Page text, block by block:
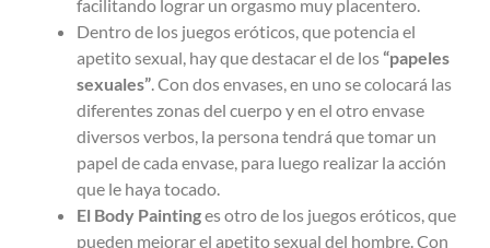
facilitando lograr un orgasmo muy placentero.
Dentro de los juegos eróticos, que potencia el
apetito sexual, hay que destacar el de los“papeles
sexuales” . Con dos envases, en uno se colocará las
diferentes zonas del cuerpo y en el otro envase
diversos verbos, la persona tendrá que tomar un
papel de cada envase, para luego realizar la acción
que le haya tocado.
El Body Paintinges otro de los juegos eróticos, que
pueden mejorar el apetito sexual del hombre. Con